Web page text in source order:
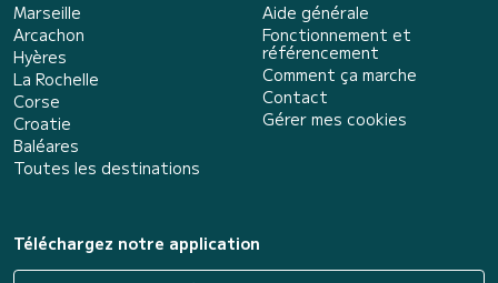
Marseille
Arcachon
Hyères
La Rochelle
Corse
Croatie
Baléares
Toutes les destinations
Aide générale
Fonctionnement et
référencement
Comment ça marche
Contact
Gérer mes cookies
Téléchargez notre application